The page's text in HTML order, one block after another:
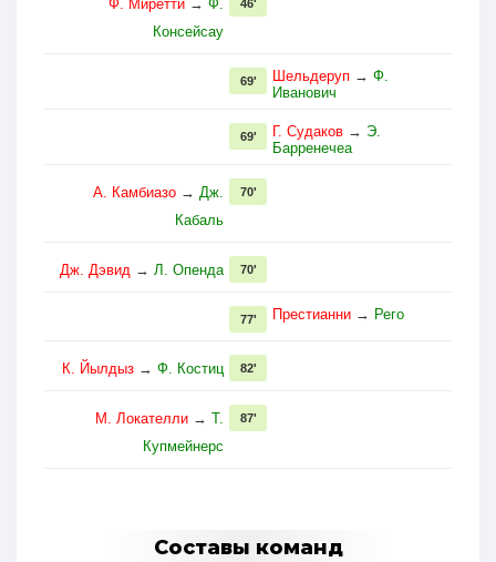
Ф. Миретти → Ф.
Консейсау
46'
Шельдеруп → Ф.
Иванович
69'
Г. Судаков → Э.
Барренечеа
69'
А. Камбиазо → Дж.
Кабаль
70'
Дж. Дэвид → Л. Опенда 70'
Престианни → Рего
77'
К. Йылдыз → Ф. Костиц 82'
М. Локателли → Т.
Купмейнерс
87'
Составы команд